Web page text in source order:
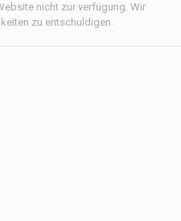
nicht zur verfügung. Wir
zu entschuldigen.